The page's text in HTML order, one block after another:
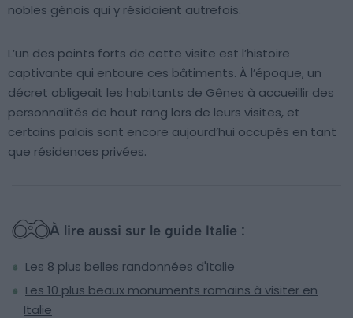
nobles génois qui y résidaient autrefois.
L’un des points forts de cette visite est l’histoire
captivante qui entoure ces bâtiments. À l’époque, un
décret obligeait les habitants de Gênes à accueillir des
personnalités de haut rang lors de leurs visites, et
certains palais sont encore aujourd’hui occupés en tant
que résidences privées.
À lire aussi sur le guide Italie :
Les 8 plus belles randonnées d'Italie
Les 10 plus beaux monuments romains à visiter en
Italie